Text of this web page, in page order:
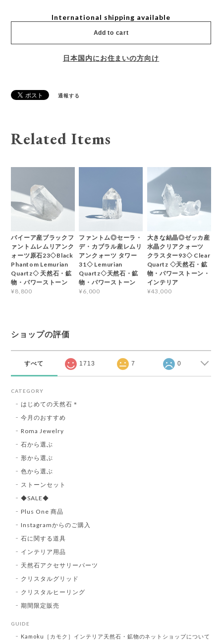
International shipping available
Add to cart
日本国内にお住まいの方向け
通報する
Related Items
バイーア産ブラックフ
ァントムレムリアンク
ォーツ原石23◇Black
Phantom Lemurian
Quartz◇ 天然石・鉱
物・パワーストーン
¥8,800
ファントム◎セーラ・
デ・カブラル産レムリ
アンクォーツ タワー
31◇ Lemurian
Quartz◇天然石・鉱
物・パワーストーン
¥6,000
大きな結晶◎ゼッカ産
水晶クリアクォーツ
クラスター93◇ Clear
Quartz ◇天然石・鉱
物・パワーストーン・
インテリア
¥43,000
ショップの評価
すべて 1713 7 0
CATEGORY
はじめての天然石＊
今月のおすすめ
Roma Jewelry
石から選ぶ
形から選ぶ
色から選ぶ
ストーンセット
◆SALE◆
Plus One 商品
Instagramからのご購入
石に関する道具
インテリア用品
天然石アクセサリーパーツ
クリスタルグリッド
クリスタルヒーリング
期間限定販売
GUIDE
Kamoku［カモク］インテリア天然石・鉱物のネットショップについて